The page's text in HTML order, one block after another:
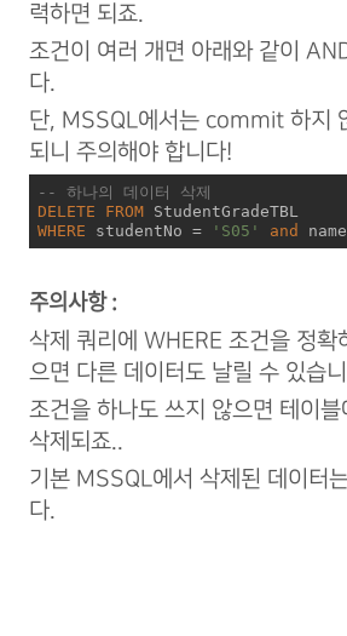
력하면 되죠.
조건이 여러 개면 아래와 같이
다.
단, MSSQL에서는 commit 하지
되니 주의해야 합니다!
-- 하나의 데이터 삭제
DELETE
FROM
WHERE studentNo = 'S05' and name
주의사항 :
삭제 쿼리에 WHERE 조건을 정확
으면 다른 데이터도 날릴 수 있습
조건을 하나도 쓰지 않으면 테이
삭제되죠..
기본 MSSQL에서 삭제된 데이터
다.